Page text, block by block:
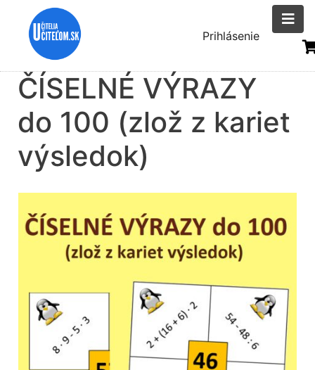
Menu
účtu
Prihlásenie
ČÍSELNÉ VÝRAZY
do 100 (zlož z kariet
výsledok)